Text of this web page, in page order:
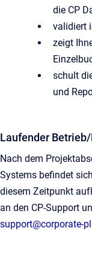
die CP
validiert
zeigt
schult
und
Laufender
Nach dem
Systems befindet
diesem Zeitpunkt
an den CP-Support
support@corporate-